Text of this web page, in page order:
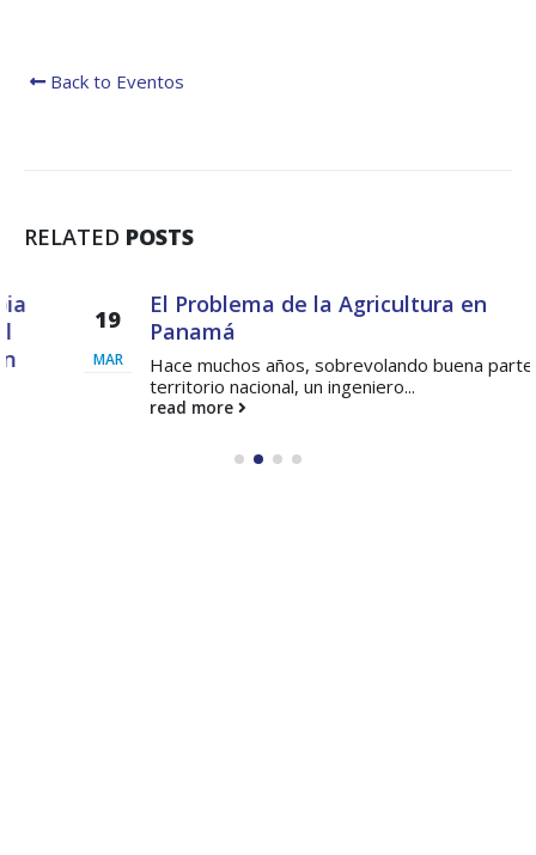
Back to Eventos
RELATED POSTS
El Problema de la Agricultura en
Panamá
Hace muchos años, sobrevolando buena parte de
territorio nacional, un ingeniero...
read more